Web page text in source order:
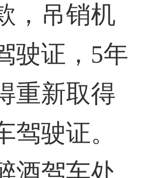
，吊销机
驶证，5年
重新取得
驾驶证。